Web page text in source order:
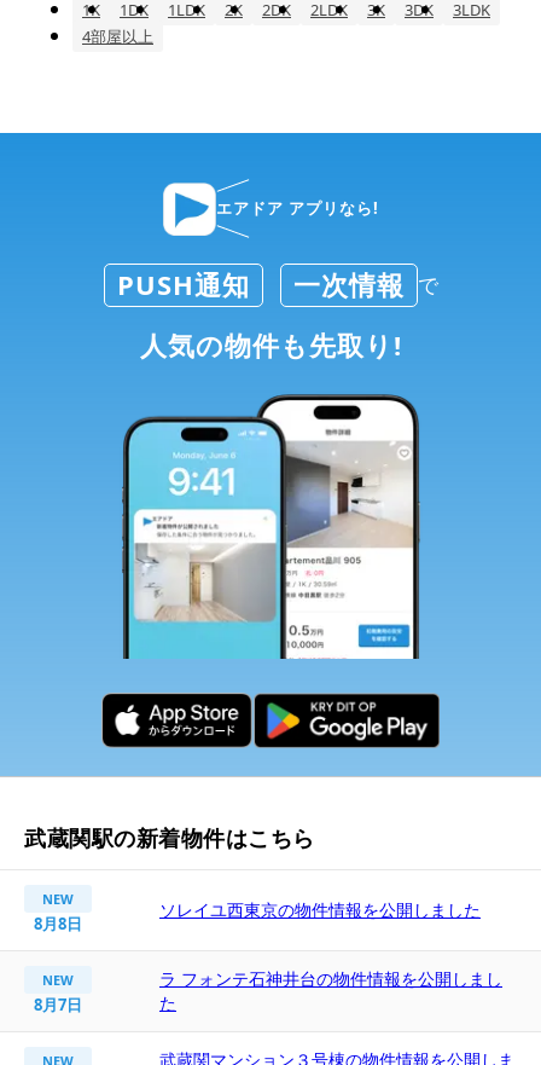
1K
1DK 1LDK 2K 2DK 2LDK 3K 3DK
3LDK
4部屋以上
エアドア アプリなら!
PUSH通知 一次情報 で
人気の物件も先取り!
武蔵関駅の新着物件はこちら
NEW
8月8日
ソレイユ西東京の物件情報を公開しました
NEW
8月7日
ラ フォンテ石神井台の物件情報を公開しまし
た
NEW 武蔵関マンション３号棟の物件情報を公開しま